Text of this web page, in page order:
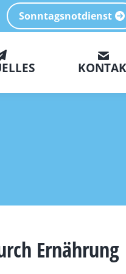
Sonntagsnotdienst
Ernährung